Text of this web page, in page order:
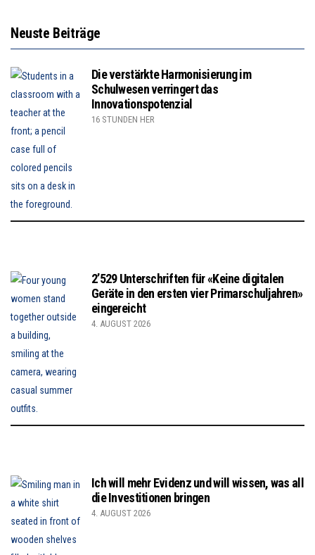
Neuste Beiträge
Die verstärkte Harmonisierung im
Schulwesen verringert das
Innovationspotenzial
16 STUNDEN HER
2’529 Unterschriften für «Keine digitalen
Geräte in den ersten vier Primarschuljahren»
eingereicht
4. AUGUST 2026
Ich will mehr Evidenz und will wissen, was all
die Investitionen bringen
4. AUGUST 2026